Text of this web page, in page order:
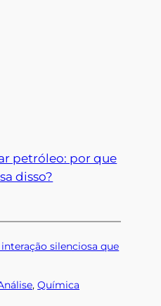
petróleo: por que
disso?
silenciosa que
, Química